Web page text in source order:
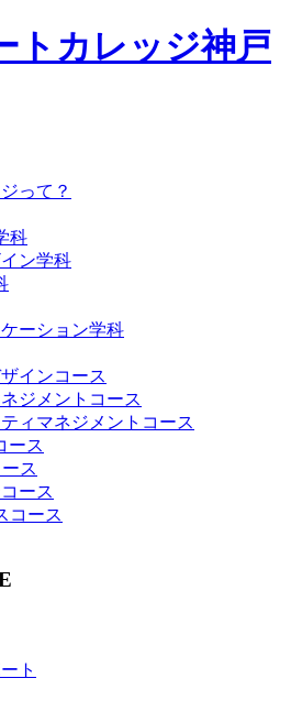
トカレッジ神戸
って？
科
ン学科
ーション学科
インコース
ジメントコース
ティマネジメントコース
ース
ス
ース
コース
ト